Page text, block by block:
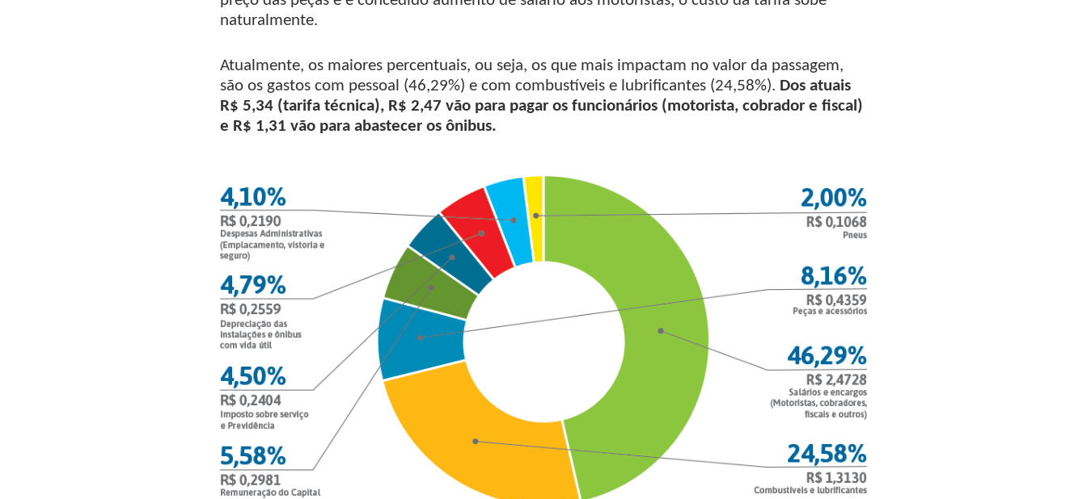
naturalmente.
Atualmente, os maiores percentuais, ou seja, os que mais impactam no valor da passagem,
são os gastos com pessoal (46,29%) e com combustíveis e lubrificantes (24,58%). Dos atuais
R$ 5,34 (tarifa técnica), R$ 2,47 vão para pagar os funcionários (motorista, cobrador e fiscal)
e R$ 1,31 vão para abastecer os ônibus.